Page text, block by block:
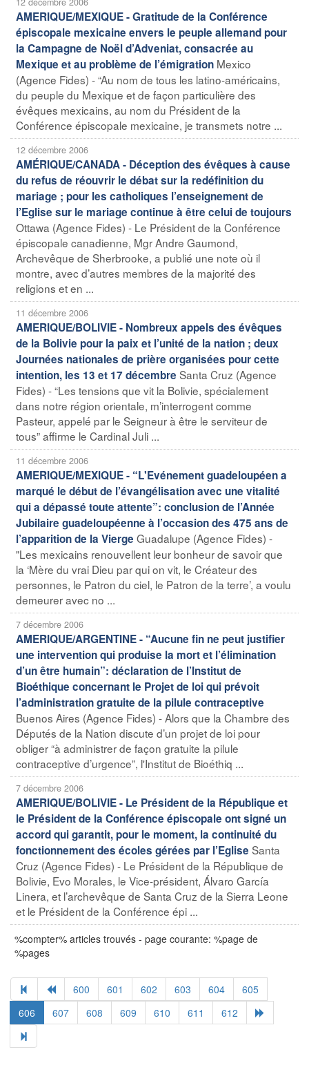
AMERIQUE/MEXIQUE - Gratitude de la Conférence
épiscopale mexicaine envers le peuple allemand pour
la Campagne de Noël d’Adveniat, consacrée au
Mexique et au problème de l’émigration Mexico
(Agence Fides) - “Au nom de tous les latino-américains,
du peuple du Mexique et de façon particulière des
évêques mexicains, au nom du Président de la
Conférence épiscopale mexicaine, je transmets notre ...
12 décembre 2006
AMÉRIQUE/CANADA - Déception des évêques à cause
du refus de réouvrir le débat sur la redéfinition du
mariage ; pour les catholiques l’enseignement de
l’Eglise sur le mariage continue à être celui de toujours
Ottawa (Agence Fides) - Le Président de la Conférence
épiscopale canadienne, Mgr Andre Gaumond,
Archevêque de Sherbrooke, a publié une note où il
montre, avec d’autres membres de la majorité des
religions et en ...
11 décembre 2006
AMERIQUE/BOLIVIE - Nombreux appels des évêques
de la Bolivie pour la paix et l’unité de la nation ; deux
Journées nationales de prière organisées pour cette
intention, les 13 et 17 décembre Santa Cruz (Agence
Fides) - “Les tensions que vit la Bolivie, spécialement
dans notre région orientale, m’interrogent comme
Pasteur, appelé par le Seigneur à être le serviteur de
tous” affirme le Cardinal Juli ...
11 décembre 2006
AMERIQUE/MEXIQUE - “L'Evénement guadeloupéen a
marqué le début de l’évangélisation avec une vitalité
qui a dépassé toute attente”: conclusion de l’Année
Jubilaire guadeloupéenne à l’occasion des 475 ans de
l’apparition de la Vierge Guadalupe (Agence Fides) -
"Les mexicains renouvellent leur bonheur de savoir que
la ‘Mère du vrai Dieu par qui on vit, le Créateur des
personnes, le Patron du ciel, le Patron de la terre’, a voulu
demeurer avec no ...
7 décembre 2006
AMERIQUE/ARGENTINE - “Aucune fin ne peut justifier
une intervention qui produise la mort et l’élimination
d’un être humain”: déclaration de l’Institut de
Bioéthique concernant le Projet de loi qui prévoit
l’administration gratuite de la pilule contraceptive
Buenos Aires (Agence Fides) - Alors que la Chambre des
Députés de la Nation discute d’un projet de loi pour
obliger “à administrer de façon gratuite la pilule
contraceptive d’urgence”, l'Institut de Bioéthiq ...
7 décembre 2006
AMERIQUE/BOLIVIE - Le Président de la République et
le Président de la Conférence épiscopale ont signé un
accord qui garantit, pour le moment, la continuité du
fonctionnement des écoles gérées par l’Eglise Santa
Cruz (Agence Fides) - Le Président de la République de
Bolivie, Evo Morales, le Vice-président, Álvaro García
Linera, et l’archevêque de Santa Cruz de la Sierra Leone
et le Président de la Conférence épi ...
%compter% articles trouvés - page courante: %page de
%pages
600 601 602 603 604
605
606
607 608 609 610 611 612